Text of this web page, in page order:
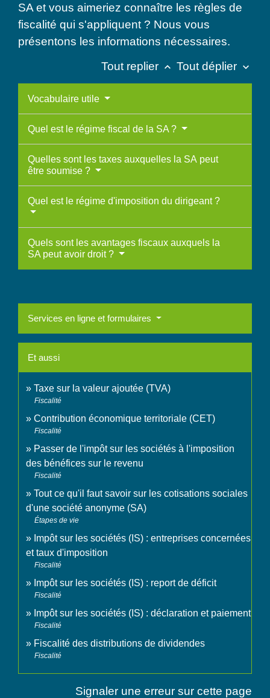
SA et vous aimeriez connaître les règles de
fiscalité qui s'appliquent ? Nous vous
présentons les informations nécessaires.
Tout replier keyboard_arrow_up Tout déplier keyboard_arrow_down
Vocabulaire utile
Quel est le régime fiscal de la SA ?
Quelles sont les taxes auxquelles la SA peut
être soumise ?
Quel est le régime d'imposition du dirigeant ?
Quels sont les avantages fiscaux auxquels la
SA peut avoir droit ?
Services en ligne et formulaires
Et aussi
Taxe sur la valeur ajoutée (TVA)
Fiscalité
Contribution économique territoriale (CET)
Fiscalité
Passer de l'impôt sur les sociétés à l'imposition
des bénéfices sur le revenu
Fiscalité
Tout ce qu'il faut savoir sur les cotisations sociales
d'une société anonyme (SA)
Étapes de vie
Impôt sur les sociétés (IS) : entreprises concernées
et taux d'imposition
Fiscalité
Impôt sur les sociétés (IS) : report de déficit
Fiscalité
Impôt sur les sociétés (IS) : déclaration et paiement
Fiscalité
Fiscalité des distributions de dividendes
Fiscalité
Signaler une erreur sur cette page